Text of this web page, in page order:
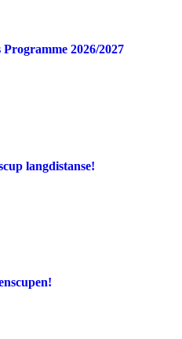
2026/2027
langdistanse!